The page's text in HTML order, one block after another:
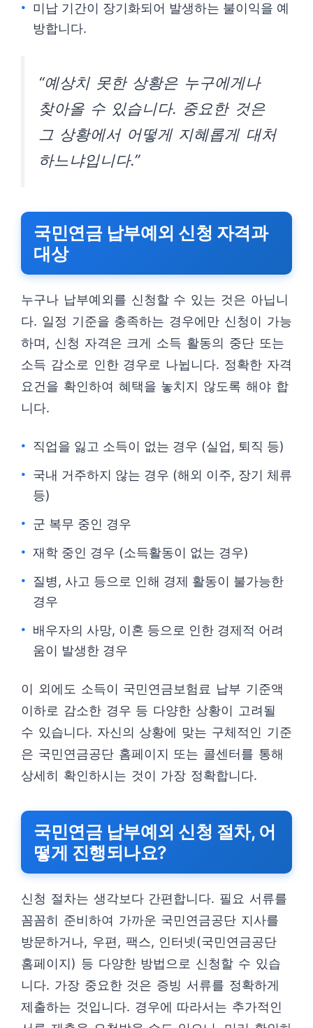
미납 기간이 장기화되어 발생하는 불이익을 예
방합니다.
“예상치 못한 상황은 누구에게나
찾아올 수 있습니다. 중요한 것은
그 상황에서 어떻게 지혜롭게 대처
하느냐입니다.”
국민연금 납부예외 신청 자격과
대상
누구나 납부예외를 신청할 수 있는 것은 아닙니
다. 일정 기준을 충족하는 경우에만 신청이 가능
하며, 신청 자격은 크게 소득 활동의 중단 또는
소득 감소로 인한 경우로 나뉩니다. 정확한 자격
요건을 확인하여 혜택을 놓치지 않도록 해야 합
니다.
직업을 잃고 소득이 없는 경우 (실업, 퇴직 등)
국내 거주하지 않는 경우 (해외 이주, 장기 체류
등)
군 복무 중인 경우
재학 중인 경우 (소득활동이 없는 경우)
질병, 사고 등으로 인해 경제 활동이 불가능한
경우
배우자의 사망, 이혼 등으로 인한 경제적 어려
움이 발생한 경우
이 외에도 소득이 국민연금보험료 납부 기준액
이하로 감소한 경우 등 다양한 상황이 고려될
수 있습니다. 자신의 상황에 맞는 구체적인 기준
은 국민연금공단 홈페이지 또는 콜센터를 통해
상세히 확인하시는 것이 가장 정확합니다.
국민연금 납부예외 신청 절차, 어
떻게 진행되나요?
신청 절차는 생각보다 간편합니다. 필요 서류를
꼼꼼히 준비하여 가까운 국민연금공단 지사를
방문하거나, 우편, 팩스, 인터넷(국민연금공단
홈페이지) 등 다양한 방법으로 신청할 수 있습
니다. 가장 중요한 것은 증빙 서류를 정확하게
제출하는 것입니다. 경우에 따라서는 추가적인